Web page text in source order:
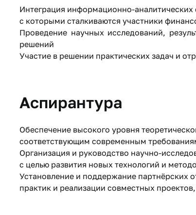
Интеграция информационно-
с которыми сталкиваются участники
Проведение научных исследований,
решений
Участие в решении практических задач и
Аспирантура
Обеспечение высокого уровня
соответствующим современным
Организация и руководство научно-
с целью развития новых технологий и
Установление и поддержание партнёрских
практик и реализации совместных